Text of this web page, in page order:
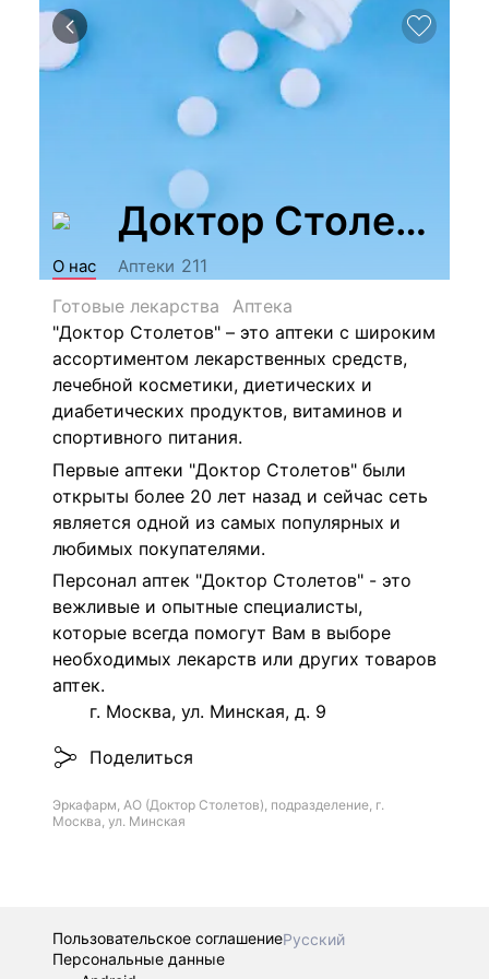
Доктор Столетов
О нас Аптеки 211
Готовые лекарства
Аптека
"Доктор Столетов" – это аптеки с широким
ассортиментом лекарственных средств,
лечебной косметики, диетических и
диабетических продуктов, витаминов и
спортивного питания.
Первые аптеки "Доктор Столетов" были
открыты более 20 лет назад и сейчас сеть
является одной из самых популярных и
любимых покупателями.
Персонал аптек "Доктор Столетов" - это
вежливые и опытные специалисты,
которые всегда помогут Вам в выборе
необходимых лекарств или других товаров
аптек.
г. Москва, ул. Минская, д. 9
Поделиться
Эркафарм, АО (Доктор Столетов), подразделение, г.
Москва, ул. Минская
Пользовательское соглашениеРусский
Персональные данные